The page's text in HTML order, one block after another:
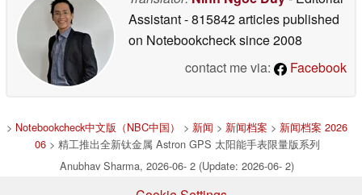
Assistant- 815842 articles published
on Notebookchecksince 2008
contact me via:
Facebook
> Notebookcheck中文版（NBC中国） > 新闻 > 新闻档案 > 新闻档案 2026
06> 精工推出全新钛金属 Astron GPS 太阳能手表限量版系列
Anubhav Sharma, 2026-06- 2 (Update: 2026-06- 2)